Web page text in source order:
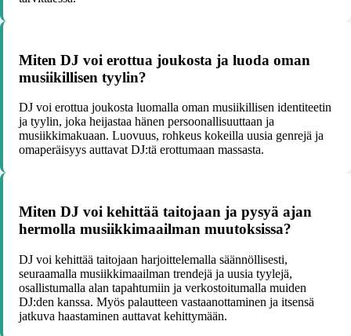
Miten DJ voi erottua joukosta ja luoda oman
musiikillisen tyylin?
DJ voi erottua joukosta luomalla oman musiikillisen identiteetin
ja tyylin, joka heijastaa hänen persoonallisuuttaan ja
musiikkimakuaan. Luovuus, rohkeus kokeilla uusia genrejä ja
omaperäisyys auttavat DJ:tä erottumaan massasta.
Miten DJ voi kehittää taitojaan ja pysyä ajan
hermolla musiikkimaailman muutoksissa?
DJ voi kehittää taitojaan harjoittelemalla säännöllisesti,
seuraamalla musiikkimaailman trendejä ja uusia tyylejä,
osallistumalla alan tapahtumiin ja verkostoitumalla muiden
DJ:den kanssa. Myös palautteen vastaanottaminen ja itsensä
jatkuva haastaminen auttavat kehittymään.